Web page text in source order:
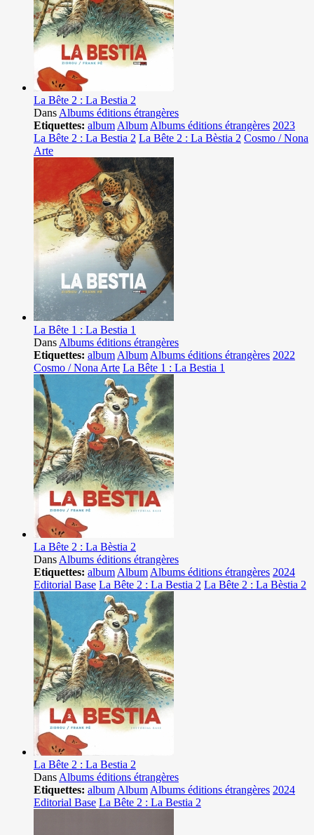
La Bête 2 : La Bestia 2
Dans Albums éditions étrangères
Etiquettes: album Album Albums éditions étrangères 2023
La Bête 2 : La Bestia 2 La Bête 2 : La Bèstia 2 Cosmo / Nona
Arte
La Bête 1 : La Bestia 1
Dans Albums éditions étrangères
Etiquettes: album Album Albums éditions étrangères 2022
Cosmo / Nona Arte La Bête 1 : La Bestia 1
La Bête 2 : La Bèstia 2
Dans Albums éditions étrangères
Etiquettes: album Album Albums éditions étrangères 2024
Editorial Base La Bête 2 : La Bestia 2 La Bête 2 : La Bèstia 2
La Bête 2 : La Bestia 2
Dans Albums éditions étrangères
Etiquettes: album Album Albums éditions étrangères 2024
Editorial Base La Bête 2 : La Bestia 2